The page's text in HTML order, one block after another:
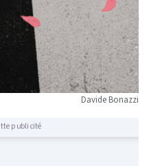
Davide Bonazzi
publicité